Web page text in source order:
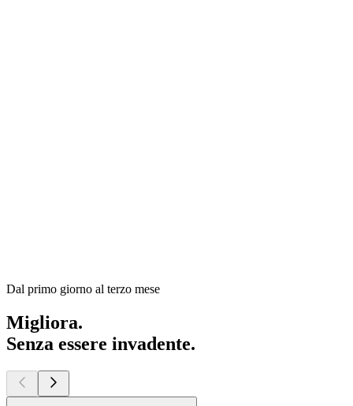
Dal primo giorno al terzo mese
Migliora.
Senza essere invadente.